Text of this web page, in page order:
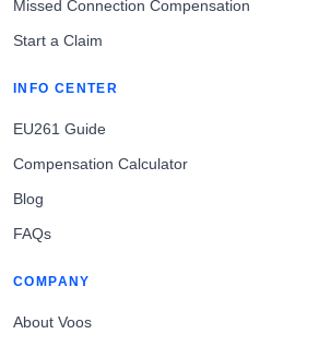
Missed Connection Compensation
Start a Claim
INFO CENTER
EU261 Guide
Compensation Calculator
Blog
FAQs
COMPANY
About Voos